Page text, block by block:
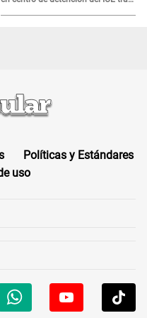
sufrir una "emergencia médica"
Políticas y Estándares
uso